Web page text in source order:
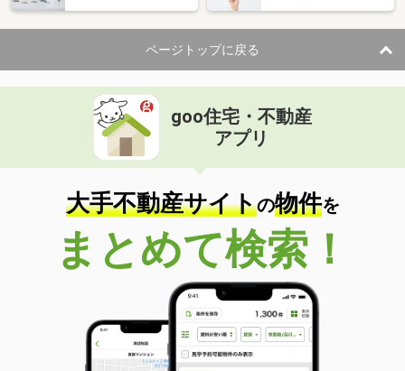
ページトップに戻る
goo住宅・不動産
アプリ
大手不動産サイトの物件を
まとめて検索！